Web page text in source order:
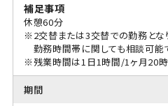
補足事項
休憩60分
※2交替または3交替での勤務とな
勤務時間帯に関しても相談可能で
※残業時間は1日1時間/1ヶ月20
期間